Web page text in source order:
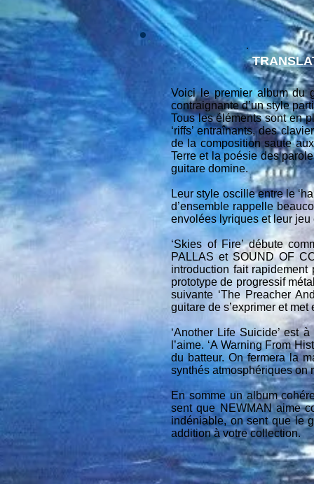
Voici le premier album du
contraignante d’un style
Tous les éléments sont en
‘riffs’ entraînants, des
de la composition saute
Terre et la poésie des
guitare domine.
Leur style oscille entre le
d’ensemble rappelle
envolées lyriques et leur
‘Skies of Fire’ débute
PALLAS et SOUND OF
introduction fait
prototype de progressif
suivante ‘The Preacher
guitare de s’exprimer et
‘Another Life Suicide’ est
l’aime. ‘A Warning From
du batteur. On fermera la
synthés atmosphériques on
En somme un album
sent que NEWMAN aime
indéniable, on sent que le
addition à votre collection.